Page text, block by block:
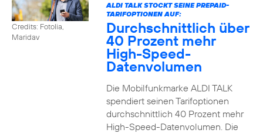
Credits: Fotolia,
Maridav
ALDI TALK STOCKT SEINE PREPAID-
TARIFOPTIONEN AUF:
Durchschnittlich über
40 Prozent mehr
High-Speed-
Datenvolumen
Die Mobilfunkmarke ALDI TALK
spendiert seinen Tarifoptionen
durchschnittlich 40 Prozent mehr
High-Speed-Datenvolumen. Die